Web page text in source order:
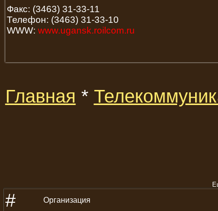
Факс: (3463) 31-33-11
Телефон: (3463) 31-33-10
WWW: www.ugansk.roilcom.ru
Главная *
# Организация